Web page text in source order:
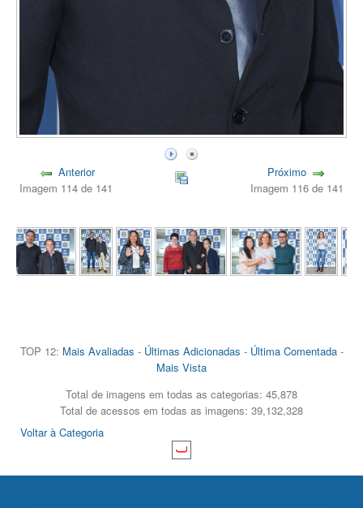
Anterior
Imagem 114 de 141
Próximo
Imagem 116 de 141
TOP 12: Mais Avaliadas - Últimas Adicionadas - Última Comentada-
Mais Vista
Total de imagens em todas as categorias: 45,878
Total de acessos em todas as imagens: 39,132,328
Voltar à Categoria